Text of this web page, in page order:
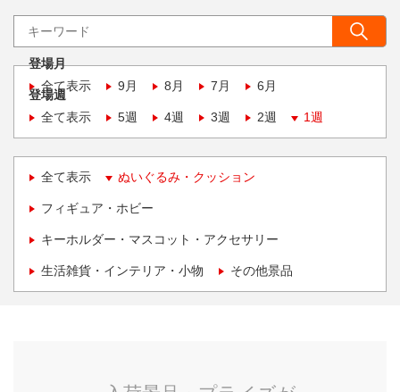
登場月
全て表示
9月 8月 7月 6月
登場週
全て表示
5週 4週 3週 2週 1週
全て表示 ぬいぐるみ・クッション
フィギュア・ホビー
キーホルダー・マスコット・アクセサリー
生活雑貨・インテリア・小物 その他景品